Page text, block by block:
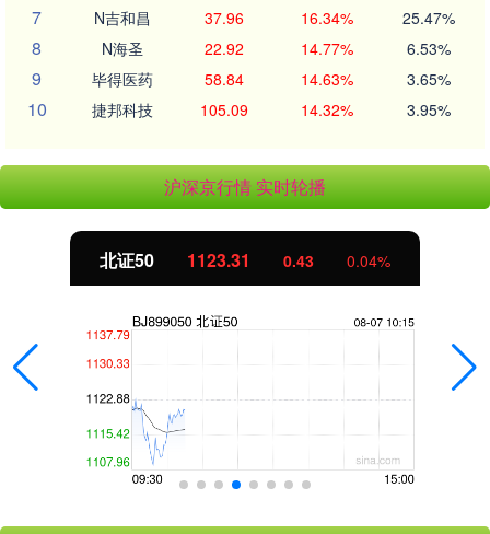
7 N吉和昌 37.96 16.34% 25.47%
8 N海圣 22.92 14.77% 6.53%
9 毕得医药 58.84 14.63% 3.65%
10 捷邦科技 105.09 14.32% 3.95%
沪深京行情 实时轮播
北证50 1123.31 0.43 0.04%